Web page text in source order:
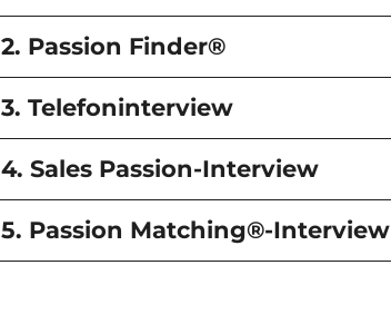
2. Passion Finder®
3. Telefoninterview
4. Sales Passion-Interview
5. Passion Matching®-Interview